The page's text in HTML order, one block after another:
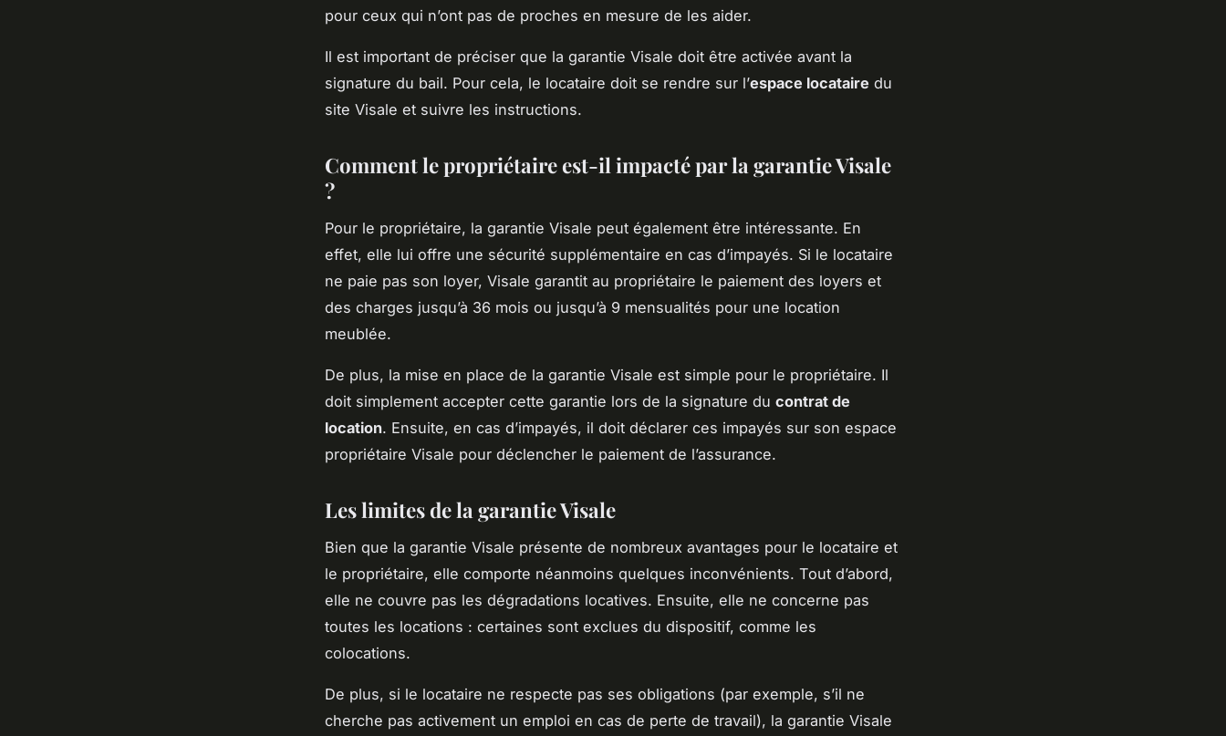
pour ceux qui n’ont pas de proches en mesure de les aider.
Il est important de préciser que la garantie Visale doit être activée avant la
signature du bail. Pour cela, le locataire doit se rendre sur l’espace locataire du
site Visale et suivre les instructions.
Comment le propriétaire est-il impacté par la garantie Visale
?
Pour le propriétaire, la garantie Visale peut également être intéressante. En
effet, elle lui offre une sécurité supplémentaire en cas d’impayés. Si le locataire
ne paie pas son loyer, Visale garantit au propriétaire le paiement des loyers et
des charges jusqu’à 36 mois ou jusqu’à 9 mensualités pour une location
meublée.
De plus, la mise en place de la garantie Visale est simple pour le propriétaire. Il
doit simplement accepter cette garantie lors de la signature du contrat de
location. Ensuite, en cas d’impayés, il doit déclarer ces impayés sur son espace
propriétaire Visale pour déclencher le paiement de l’assurance.
Les limites de la garantie Visale
Bien que la garantie Visale présente de nombreux avantages pour le locataire et
le propriétaire, elle comporte néanmoins quelques inconvénients. Tout d’abord,
elle ne couvre pas les dégradations locatives. Ensuite, elle ne concerne pas
toutes les locations : certaines sont exclues du dispositif, comme les
colocations.
De plus, si le locataire ne respecte pas ses obligations (par exemple, s’il ne
cherche pas activement un emploi en cas de perte de travail), la garantie Visale